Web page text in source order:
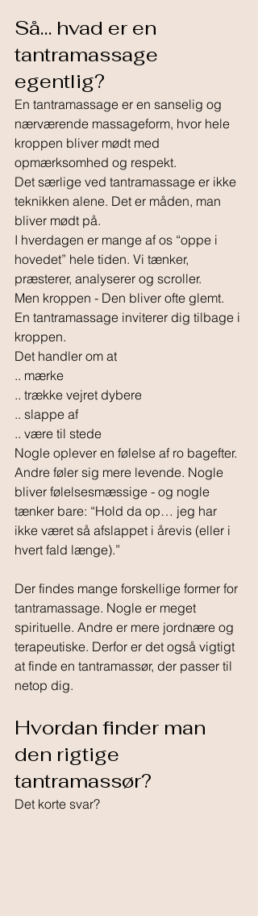
Så… hvad er en
tantramassage
egentlig?
En tantramassage er en sanselig og
nærværende massageform, hvor hele
kroppen bliver mødt med
opmærksomhed og respekt.
Det særlige ved tantramassage er ikke
teknikken alene. Det er måden, man
bliver mødt på.
I hverdagen er mange af os “oppe i
hovedet” hele tiden. Vi tænker,
præsterer, analyserer og scroller.
Men kroppen - Den bliver ofte glemt.
En tantramassage inviterer dig tilbage i
kroppen.
Det handler om at
.. mærke
.. trække vejret dybere
.. slappe af
.. være til stede
Nogle oplever en følelse af ro bagefter.
Andre føler sig mere levende. Nogle
bliver følelsesmæssige - og nogle
tænker bare: “Hold da op… jeg har
ikke været så afslappet i årevis (eller i
hvert fald længe).”
Der findes mange forskellige former for
tantramassage. Nogle er meget
spirituelle. Andre er mere jordnære og
terapeutiske. Derfor er det også vigtigt
at finde en tantramassør, der passer til
netop dig.
Hvordan finder man
den rigtige
tantramassør?
Det korte svar?